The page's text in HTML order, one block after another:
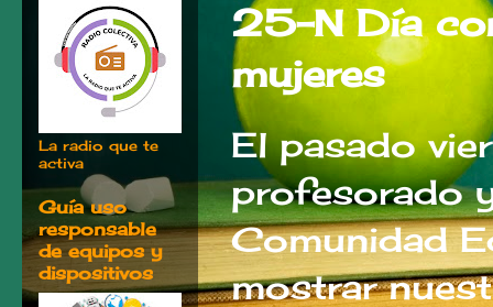
25-N Día
mujeres
El pasado
profesorado
Comunidad
mostrar
La radio que te
activa
Guía uso
responsable
de equipos y
dispositivos